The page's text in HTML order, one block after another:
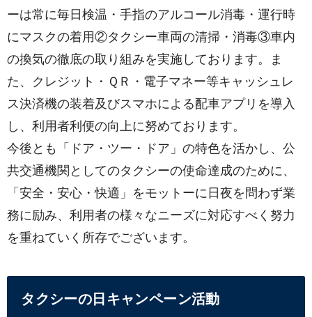
ーは常に毎日検温・手指のアルコール消毒・運行時
にマスクの着用②タクシー車両の清掃・消毒③車内
の換気の徹底の取り組みを実施しております。ま
た、クレジット・ＱＲ・電子マネー等キャッシュレ
ス決済機の装着及びスマホによる配車アプリを導入
し、利用者利便の向上に努めております。
今後とも「ドア・ツー・ドア」の特色を活かし、公
共交通機関としてのタクシーの使命達成のために、
「安全・安心・快適」をモットーに日夜を問わず業
務に励み、利用者の様々なニーズに対応すべく努力
を重ねていく所存でございます。
タクシーの日キャンペーン活動